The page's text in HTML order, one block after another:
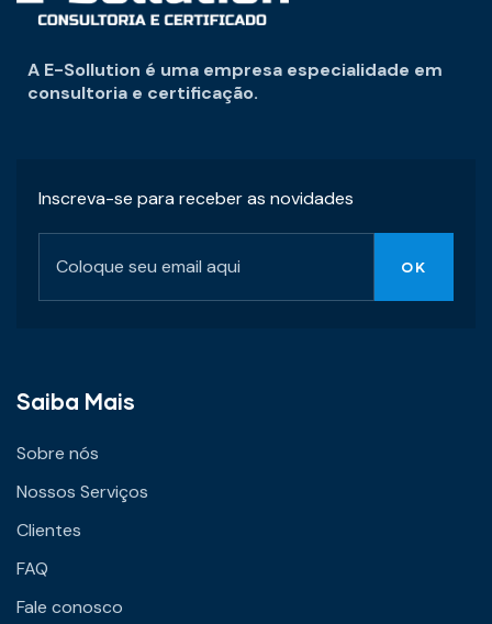
A E-Sollution é uma empresa especialidade em
consultoria e certificação.
Inscreva-se para receber as novidades
Saiba Mais
Sobre nós
Nossos Serviços
Clientes
FAQ
Fale conosco